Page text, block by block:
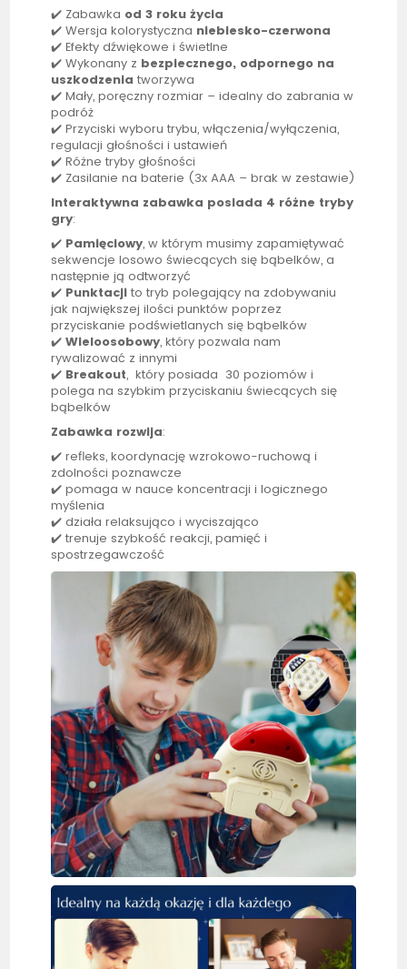
✔️ Zabawka od 3 roku życia
✔️ Wersja kolorystyczna niebiesko-czerwona
✔️ Efekty dźwiękowe i świetlne
✔️ Wykonany z bezpiecznego, odpornego na
uszkodzenia tworzywa
✔️ Mały, poręczny rozmiar – idealny do zabrania w
podróż
✔️ Przyciski wyboru trybu, włączenia/wyłączenia,
regulacji głośności i ustawień
✔️ Różne tryby głośności
✔️ Zasilanie na baterie (3x AAA – brak w zestawie)
Interaktywna zabawka posiada 4 różne tryby
gry:
✔️ Pamięciowy, w którym musimy zapamiętywać
sekwencje losowo świecących się bąbelków, a
następnie ją odtworzyć
✔️ Punktacji to tryb polegający na zdobywaniu
jak największej ilości punktów poprzez
przyciskanie podświetlanych się bąbelków
✔️Wieloosobowy, który pozwala nam
rywalizować z innymi
✔️ Breakout, który posiada 30 poziomów i
polega na szybkim przyciskaniu świecących się
bąbelków
Zabawka rozwija:
✔️ refleks, koordynację wzrokowo-ruchową i
zdolności poznawcze
✔️ pomaga w nauce koncentracji i logicznego
myślenia
✔️ działa relaksująco i wyciszająco
✔️ trenuje szybkość reakcji, pamięć i
spostrzegawczość